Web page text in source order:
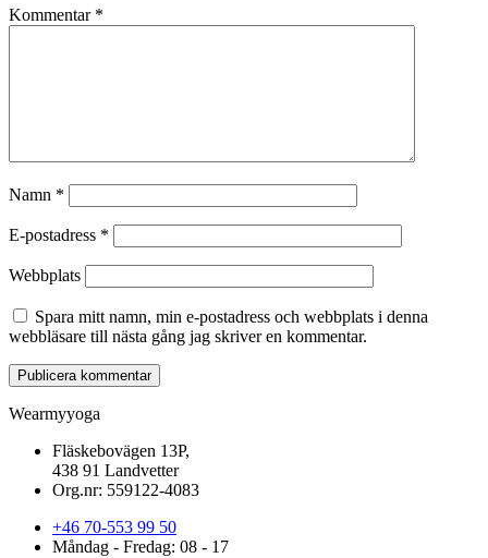
Kommentar *
Namn *
E-postadress *
Webbplats
Spara mitt namn, min e-postadress och webbplats i denna
webbläsare till nästa gång jag skriver en kommentar.
Wearmyyoga
Fläskebovägen 13P,
438 91 Landvetter
Org.nr: 559122-4083
+46 70-553 99 50
Måndag - Fredag: 08 - 17